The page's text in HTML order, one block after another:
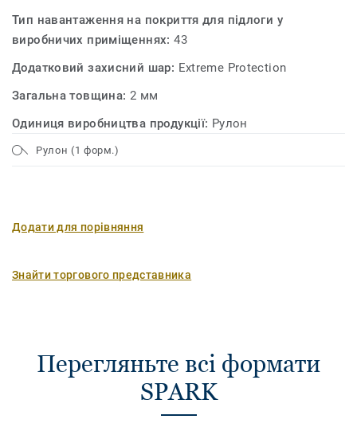
Тип навантаження на покриття для підлоги у
виробничих приміщеннях:43
Додатковий захисний шар: Extreme Protection
Загальна товщина: 2 мм
Одиниця виробництва продукції: Рулон
Рулон (1 форм.)
Додати для порівняння
Знайти торгового представника
Перегляньте всі формати
SPARK